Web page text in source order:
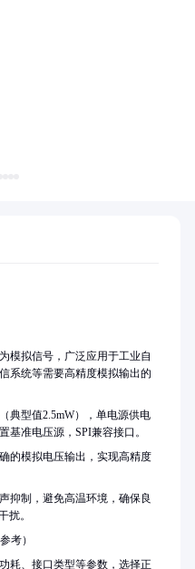
模拟信号，广泛应用于工业自
系统等需要高精度模拟输出的
典型值2.5mW），单电源供电
基准电压源，SPI兼容接口。
的模拟电压输出，实现高精度
抑制，避免高温环境，确保良
扰。
考）
耗、接口类型等参数，选择正